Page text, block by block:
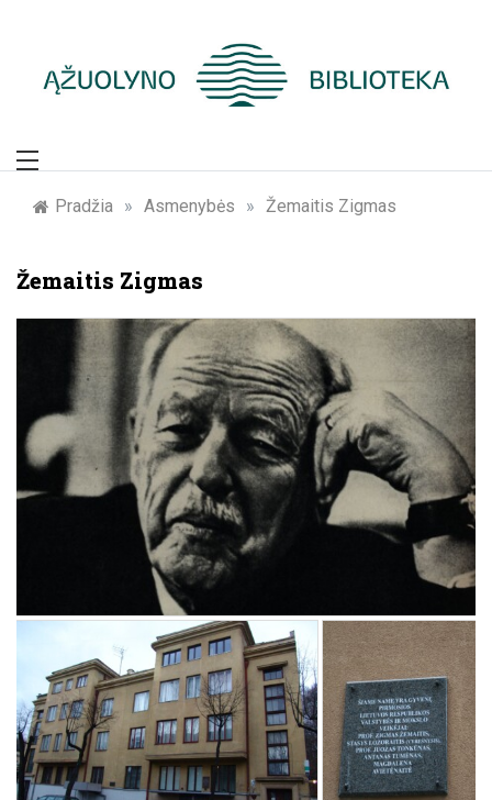
Žymūs Kauno
žmonės: atminimo
įamžinimas
Pradžia » Asmenybės » Žemaitis Zigmas
Žemaitis Zigmas